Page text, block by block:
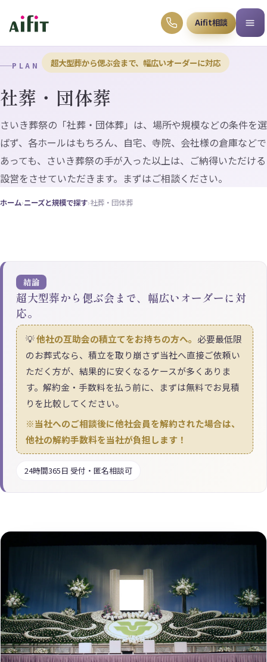
Aifit相談
PLAN 超大型葬から偲ぶ会まで、幅広いオーダーに対応
社葬・団体葬
さいき葬祭の「社葬・団体葬」は、場所や規模などの条件を選
ばず、各ホールはもちろん、自宅、寺院、会社様の倉庫などで
あっても、さいき葬祭の手が入った以上は、ご納得いただける
設営をさせていただきます。まずはご相談ください。
ホーム›ニーズと規模で探す›社葬・団体葬
結論
超大型葬から偲ぶ会まで、幅広いオーダーに対
応。
💡他社の互助会の積立てをお持ちの方へ。 必要最低限
のお葬式なら、積立を取り崩さず当社へ直接ご依頼い
ただく方が、結果的に安くなるケースが多くありま
す。解約金・手数料を払う前に、まずは無料でお見積
りを比較してください。
※当社へのご相談後に他社会員を解約された場合は、
他社の解約手数料を当社が負担します！
24時間365日 受付・匿名相談可